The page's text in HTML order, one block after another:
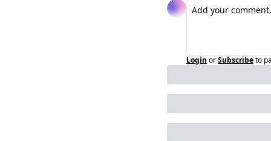
Login orSubscribeto